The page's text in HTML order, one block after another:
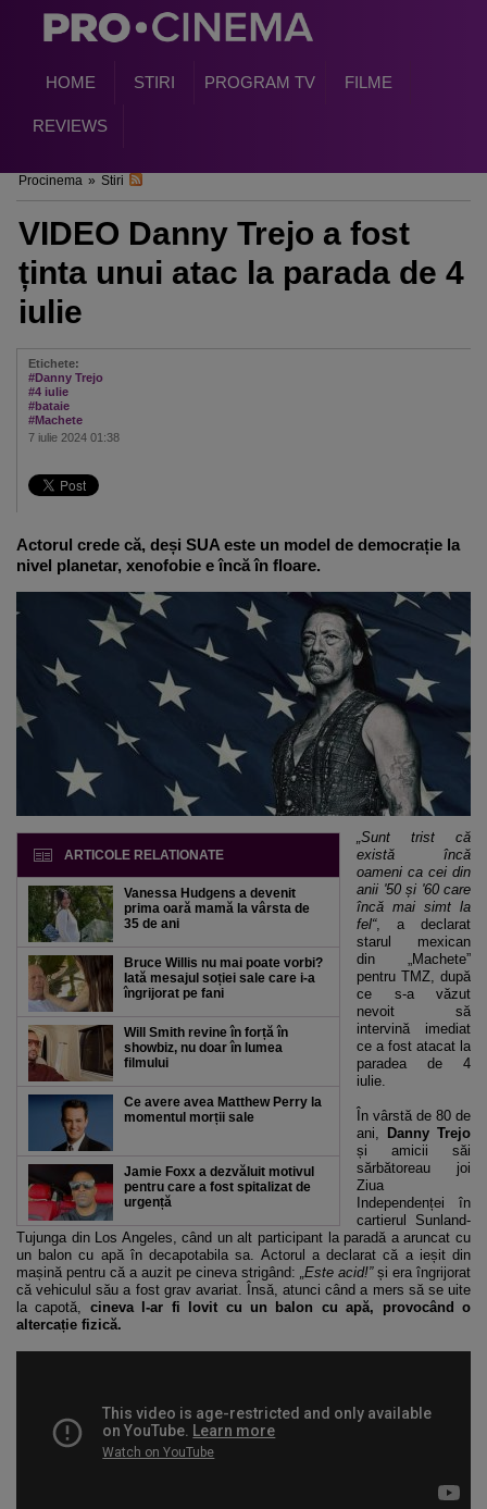
HOME STIRI PROGRAM TV FILME
REVIEWS
Procinema » Stiri
VIDEO Danny Trejo a fost
ținta unui atac la parada de 4
iulie
Etichete:
#Danny Trejo
#4 iulie
#bataie
#Machete
7 iulie 2024 01:38
Actorul crede că, deși SUA este un model de democrație la
nivel planetar, xenofobie e încă în floare.
ARTICOLE RELATIONATE
Vanessa Hudgens a devenit
prima oară mamă la vârsta de
35 de ani
Bruce Willis nu mai poate vorbi?
Iată mesajul soției sale care i-a
îngrijorat pe fani
Will Smith revine în forță în
showbiz, nu doar în lumea
filmului
Ce avere avea Matthew Perry la
momentul morții sale
Jamie Foxx a dezvăluit motivul
pentru care a fost spitalizat de
urgență
„Sunt trist că
există încă
oameni ca cei din
anii '50 și '60 care
încă mai simt la
fel“, a declarat
starul mexican
din „Machete”
pentru TMZ, după
ce s-a văzut
nevoit să
intervină imediat
ce a fost atacat la
paradea de 4
iulie.
În vârstă de 80 de
ani, Danny Trejo
și amicii săi
sărbătoreau joi
Ziua
Independenței în
cartierul Sunland-
Tujunga din Los Angeles, când un alt participant la paradă a aruncat cu
un balon cu apă în decapotabila sa. Actorul a declarat că a ieșit din
mașină pentru că a auzit pe cineva strigând: „Este acid!” și era îngrijorat
că vehiculul său a fost grav avariat. Însă, atunci când a mers să se uite
la capotă, cineva l-ar fi lovit cu un balon cu apă, provocând o
altercație fizică.